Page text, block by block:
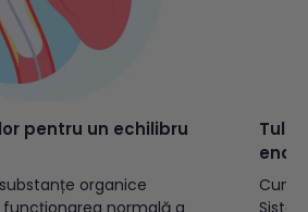
pentru un echilibru
organice
normală a
Cum